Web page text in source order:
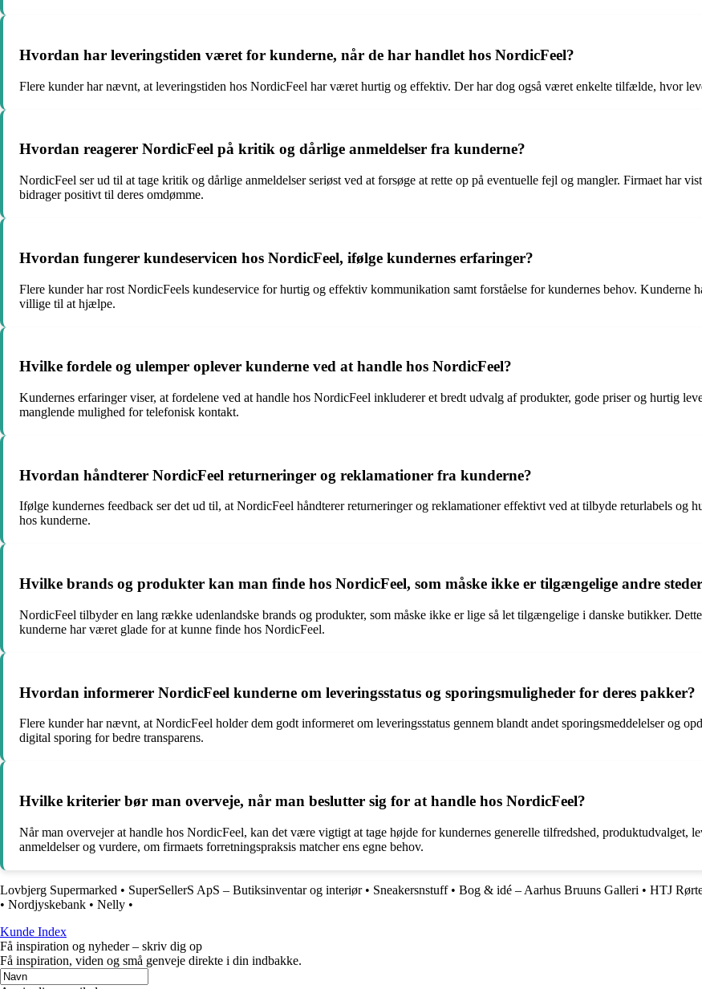
Hvordan har leveringstiden været for kunderne, når de har handlet hos NordicFeel?
Flere kunder har nævnt, at leveringstiden hos NordicFeel har været hurtig og effektiv. Der har dog også været enkelte tilfælde, hvor
Hvordan reagerer NordicFeel på kritik og dårlige anmeldelser fra kunderne?
NordicFeel ser ud til at tage kritik og dårlige anmeldelser seriøst ved at forsøge at rette op på eventuelle fejl og mangler. Firmaet har
bidrager positivt til deres omdømme.
Hvordan fungerer kundeservicen hos NordicFeel, ifølge kundernes erfaringer?
Flere kunder har rost NordicFeels kundeservice for hurtig og effektiv kommunikation samt forståelse for kundernes behov. Kunderne
villige til at hjælpe.
Hvilke fordele og ulemper oplever kunderne ved at handle hos NordicFeel?
Kundernes erfaringer viser, at fordelene ved at handle hos NordicFeel inkluderer et bredt udvalg af produkter, gode priser og hurtig
manglende mulighed for telefonisk kontakt.
Hvordan håndterer NordicFeel returneringer og reklamationer fra kunderne?
Ifølge kundernes feedback ser det ud til, at NordicFeel håndterer returneringer og reklamationer effektivt ved at tilbyde returlabels og
hos kunderne.
Hvilke brands og produkter kan man finde hos NordicFeel, som måske ikke er tilgængelige andre
NordicFeel tilbyder en lang række udenlandske brands og produkter, som måske ikke er lige så let tilgængelige i danske butikker.
kunderne har været glade for at kunne finde hos NordicFeel.
Hvordan informerer NordicFeel kunderne om leveringsstatus og sporingsmuligheder for deres pakker?
Flere kunder har nævnt, at NordicFeel holder dem godt informeret om leveringsstatus gennem blandt andet sporingsmeddelelser og
digital sporing for bedre transparens.
Hvilke kriterier bør man overveje, når man beslutter sig for at handle hos NordicFeel?
Når man overvejer at handle hos NordicFeel, kan det være vigtigt at tage højde for kundernes generelle tilfredshed, produktudvalget,
anmeldelser og vurdere, om firmaets forretningspraksis matcher ens egne behov.
Lovbjerg Supermarked • SuperSellerS ApS – Butiksinventar og interiør• Sneakersnstuff• Bog & idé – Aarhus Bruuns Galleri • HTJ
• Nordjyskebank • Nelly •
Kunde Index
Få inspiration og nyheder – skriv dig op
Få inspiration, viden og små genveje direkte i din indbakke.